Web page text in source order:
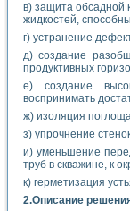
в) защита обсадной
жидкостей,
г) устранение
д) создание
продуктивных
е) создание
воспринимать
ж) изоляция
з) упрочнение
и) уменьшение
труб в скважине, к
к) герметизация
2.Описание